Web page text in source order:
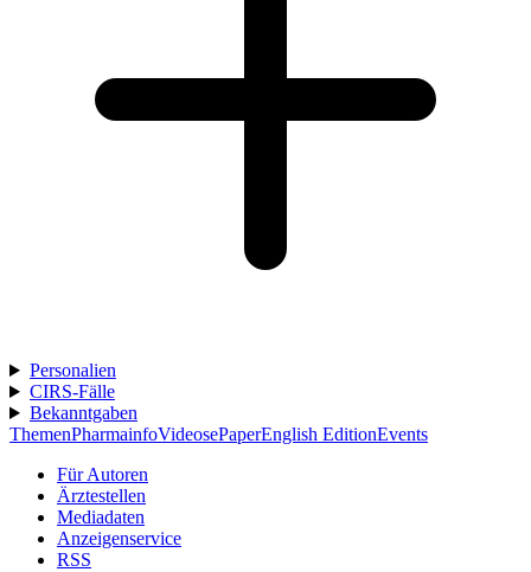
Personalien
CIRS-Fälle
Bekanntgaben
ThemenPharmainfoVideosePaperEnglish EditionEvents
Für Autoren
Ärztestellen
Mediadaten
Anzeigenservice
RSS